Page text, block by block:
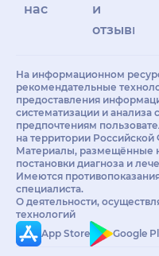
нас
и
отзывы
На информационном
рекомендательные
предоставления
систематизации и анализа
предпочтениям
на территории
Материалы, размещённые
постановки диагноза и
Имеются
специалиста.
О деятельности,
технологий
App Store
Google